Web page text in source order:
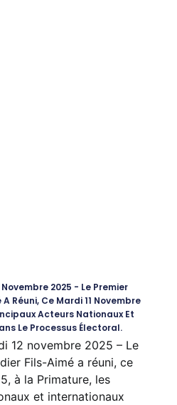
2025 - Le Premier
Réuni, Ce Mardi 11 Novembre
Acteurs Nationaux Et
Le Processus Électoral.
12 novembre 2025 – Le
Fils-Aimé a réuni, ce
à la Primature, les
et internationaux